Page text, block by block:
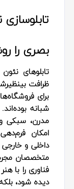
بصری را
تابلوهای
ظرافت
برای
شبانه
مدرن، سبکی
امکان
داخلی و
متخصصان مجرب
فناوری را با
دیده شود،